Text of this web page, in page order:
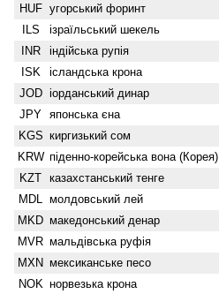
HUF угорський форинт
ILS ізраїльський шекель
INR індійська рупія
ISK ісландська крона
JOD іорданський динар
JPY японська єна
KGS киргизький сом
KRW піденно-корейська вона (Корея)
KZT казахстанський тенге
MDL молдовський лей
MKD македонський денар
MVR мальдівська руфія
MXN мексиканське песо
NOK норвезька крона